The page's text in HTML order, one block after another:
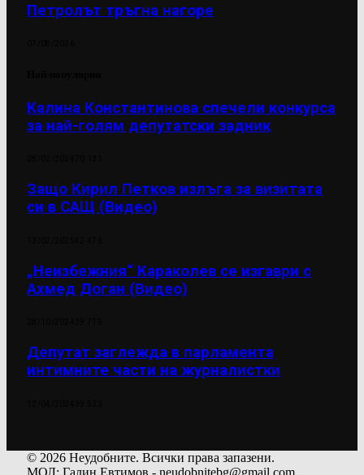
Петролът тръгна нагоре
Калина Константинова спечели конкурса
за най-голям депутатски задник
Защо Кирил Петков излъга за визитата
си в САЩ (Видео)
„Неизбежния“ Караколев се изгаври с
Ахмед Доган (Видео)
Депутат заглежда в парламента
интимните части на журналистки
© 2026 Неудобните. Всички права запазени.
МОЛ: Галин Евтимов - neudobnitebg@gmail.com